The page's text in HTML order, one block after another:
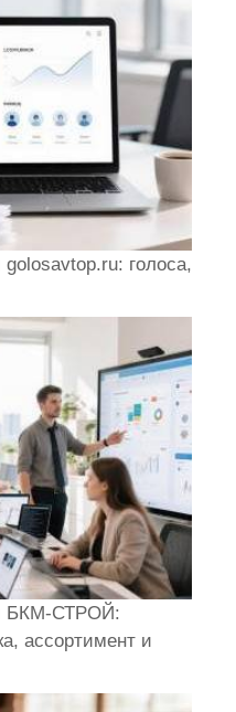
голоса,
БКМ-СТРОЙ:
ассортимент и